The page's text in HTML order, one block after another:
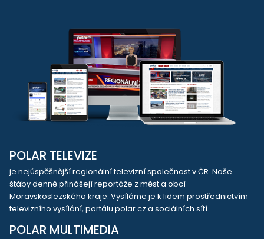
POLAR TELEVIZE
je nejúspěšnější regionální televizní společnost v ČR. Naše
štáby denně přinášejí reportáže z měst a obcí
Moravskoslezského kraje. Vysíláme je k lidem prostřednictvím
televizního vysílání, portálu polar.cz a sociálních sítí.
POLAR MULTIMEDIA